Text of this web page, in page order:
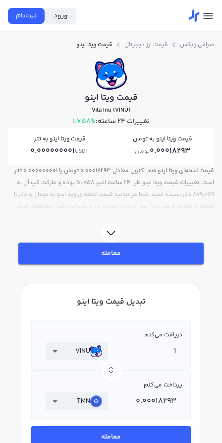
ورود ثبت‌نام
صرافی رابکس قیمت ارز دیجیتال قیمت ویتا اینو
قیمت ویتا اینو
Vita Inu (VINU)
تغییرات ۲۴ ساعته: 1.758%
قیمت ویتا اینو به تومان
0.00018293تومان
قیمت ویتا اینو به تتر
0.000000001USDT
قیمت لحظه‌ای ویتا اینو هم اکنون معادل 0.00018293 تومان یا 0.000000001 تتر
است. تغییرات قیمت ویتا اینو طی 24 ساعت اخیر 1.758% بوده و مارکت کپ آن به
879,079 دلار رسیده است. شما می‌توانید قیمت لحظه‌ای ویتا اینو به تومان و دلار را
همراه با نمودار قیمت ویتا اینو امروز در صرافی ارز دیجیتال رابکس مشاهده کنید.
معامله
تبدیل قیمت ویتا اینو
دریافت می‌کنم
VINU
پرداخت می‌کنم
TMN
معامله